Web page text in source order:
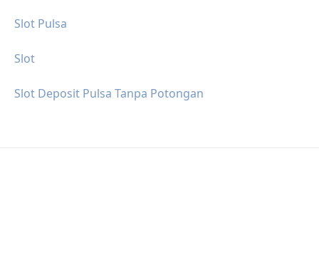
Slot Pulsa
Slot
Slot Deposit Pulsa Tanpa Potongan